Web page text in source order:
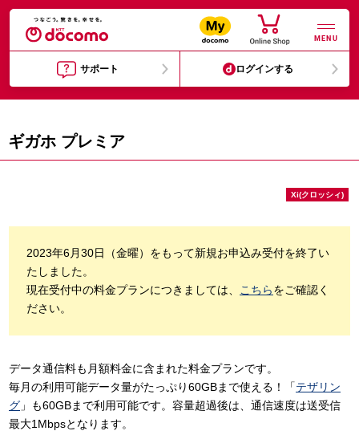
MENU
サポート ログインする
ギガホ プレミア
Xi(クロッシィ)
2023年6月30日（金曜）をもって新規お申込み受付を終了い
たしました。
現在受付中の料金プランにつきましては、
こちらをご確認く
ださい。
データ通信料も月額料金に含まれた料金プランです。
毎月の利用可能データ量がたっぷり60GBまで使える！「テザリン
グ 」も60GBまで利用可能です。容量超過後は、通信速度は送受信
最大1Mbpsとなります。